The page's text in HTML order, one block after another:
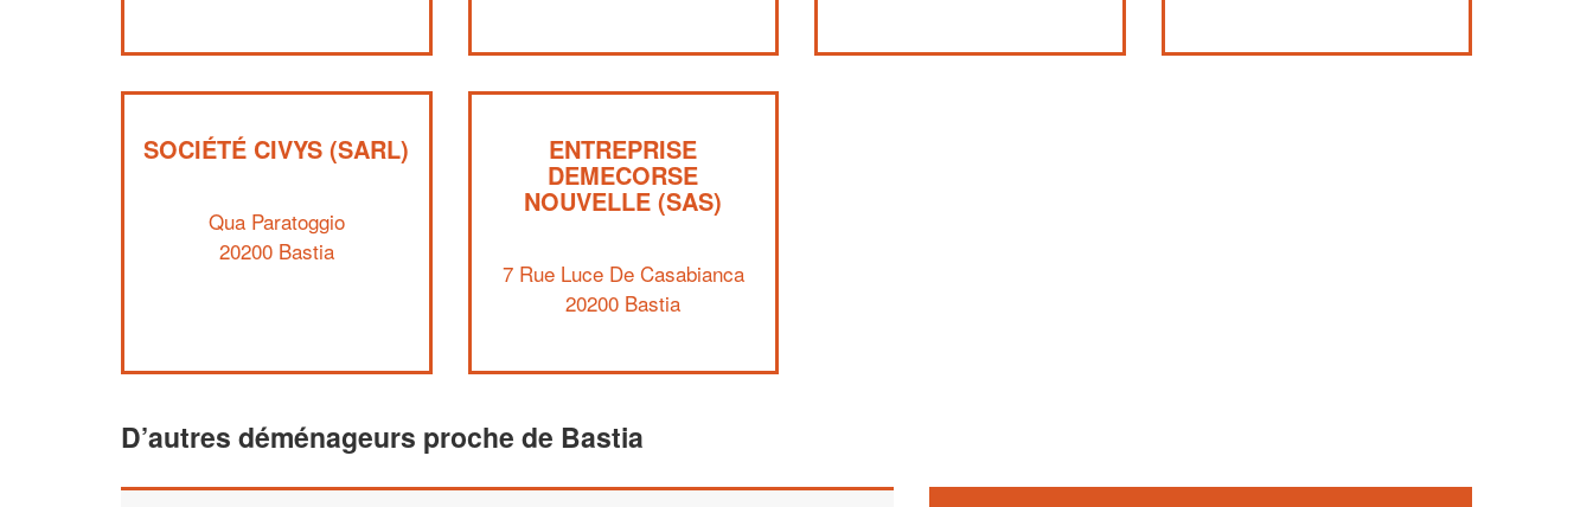
SOCIÉTÉ CIVYS (SARL)
Qua Paratoggio
20200 Bastia
ENTREPRISE
DEMECORSE
NOUVELLE (SAS)
7 Rue Luce De Casabianca
20200 Bastia
D’autres déménageurs proche de Bastia